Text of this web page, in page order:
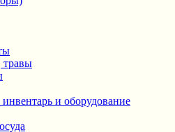
травы
и оборудование